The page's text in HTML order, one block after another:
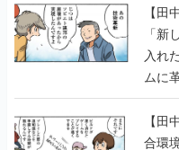
【田
「新
入れ
ムに
のい
【田
合環